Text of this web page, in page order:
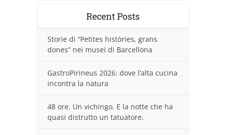
Recent Posts
Storie di “Petites històries, grans
dones” nei musei di Barcellona
GastroPirineus 2026: dove l’alta cucina
incontra la natura
48 ore. Un vichingo. E la notte che ha
quasi distrutto un tatuatore.